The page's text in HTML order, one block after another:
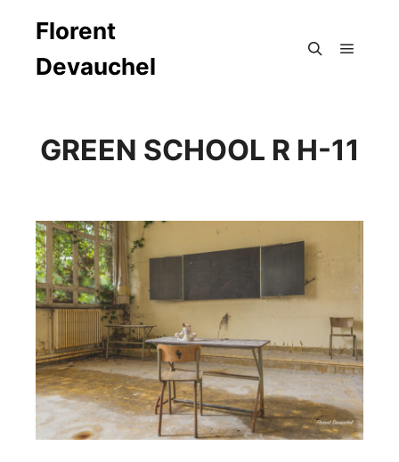
Florent
Devauchel
GREEN SCHOOL R H-11